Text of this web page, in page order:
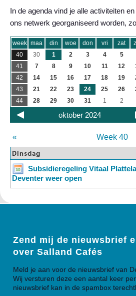
Documenten
Subsidies
Contact
In de agenda vind je alle activiteiten
ons netwerk georganiseerd worden,
week maa din woe don vri zat
40
30 1 2 3 4 5
41
7 8 9 10 11 12
42
14 15 16 17 18 19
43
21 22 23 24 25 26
44
28 29 30 31 1 2
oktober 2024
« Week 40
Dinsdag
Subsidieregeling Vitaal
Deventer weer open
Zend mij de nieuwsbrief
over Salland Cafés
Meld je aan voor de nieuwsbrief van
Wij versturen deze een aantal keer
nieuwsbrief kan in de spambox